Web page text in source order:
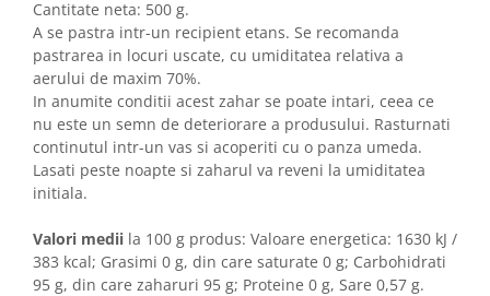
Cantitate neta: 500 g.
A se pastra intr-un recipient etans. Se recomanda
pastrarea in locuri uscate, cu umiditatea relativa a
aerului de maxim 70%.
In anumite conditii acest zahar se poate intari, ceea ce
nu este un semn de deteriorare a produsului. Rasturnati
continutul intr-un vas si acoperiti cu o panza umeda.
Lasati peste noapte si zaharul va reveni la umiditatea
initiala.
Valori medii la 100 g produs: Valoare energetica: 1630 kJ /
383 kcal; Grasimi 0 g, din care saturate 0 g; Carbohidrati
95 g, din care zaharuri 95 g; Proteine 0 g, Sare 0,57 g.